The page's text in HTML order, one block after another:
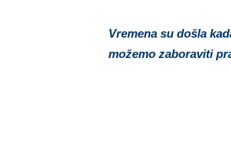
Vremena su došla
možemo zaboraviti